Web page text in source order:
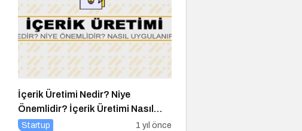
İçerik Üretimi Nedir? Niye
Önemlidir? İçerik Üretimi Nasıl
Yapılır?
Startup 1 yıl önce